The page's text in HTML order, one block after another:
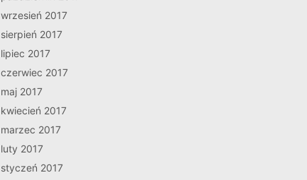
wrzesień 2017
sierpień 2017
lipiec 2017
czerwiec 2017
maj 2017
kwiecień 2017
marzec 2017
luty 2017
styczeń 2017